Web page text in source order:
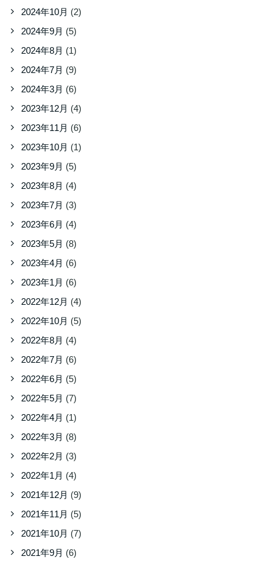
2024年10月 (2)
2024年9月 (5)
2024年8月 (1)
2024年7月 (9)
2024年3月 (6)
2023年12月 (4)
2023年11月 (6)
2023年10月 (1)
2023年9月 (5)
2023年8月 (4)
2023年7月 (3)
2023年6月 (4)
2023年5月 (8)
2023年4月 (6)
2023年1月 (6)
2022年12月 (4)
2022年10月 (5)
2022年8月 (4)
2022年7月 (6)
2022年6月 (5)
2022年5月 (7)
2022年4月 (1)
2022年3月 (8)
2022年2月 (3)
2022年1月 (4)
2021年12月 (9)
2021年11月 (5)
2021年10月 (7)
2021年9月 (6)